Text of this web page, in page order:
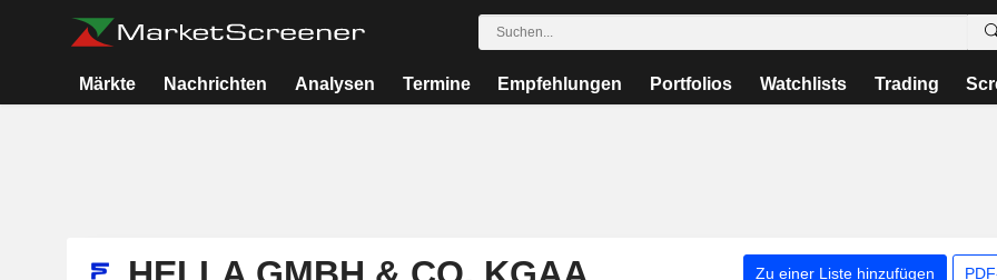
Märkte Nachrichten Analysen Termine Empfehlungen Portfolios Watchlists Trading
Zu einer Liste hinzufügen